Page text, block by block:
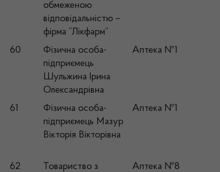
обмеженою
відповідальністю –
фірма “Лікфарм”
60
Фізична особа-
підприємець
Шульжина Ірина
Олександрівна
Аптека №1
61
Фізична особа-
підприємець Мазур
Вікторія Вікторівна
Аптека №1
62
Товариство з
Аптека №8